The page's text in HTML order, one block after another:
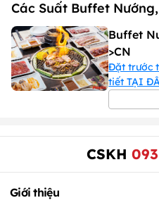
- Thông tin đang được cập
Các Suất Buffet
Buffet
>CN
Đặt trước
tiết TẠI
CSKH
Giới thiệu